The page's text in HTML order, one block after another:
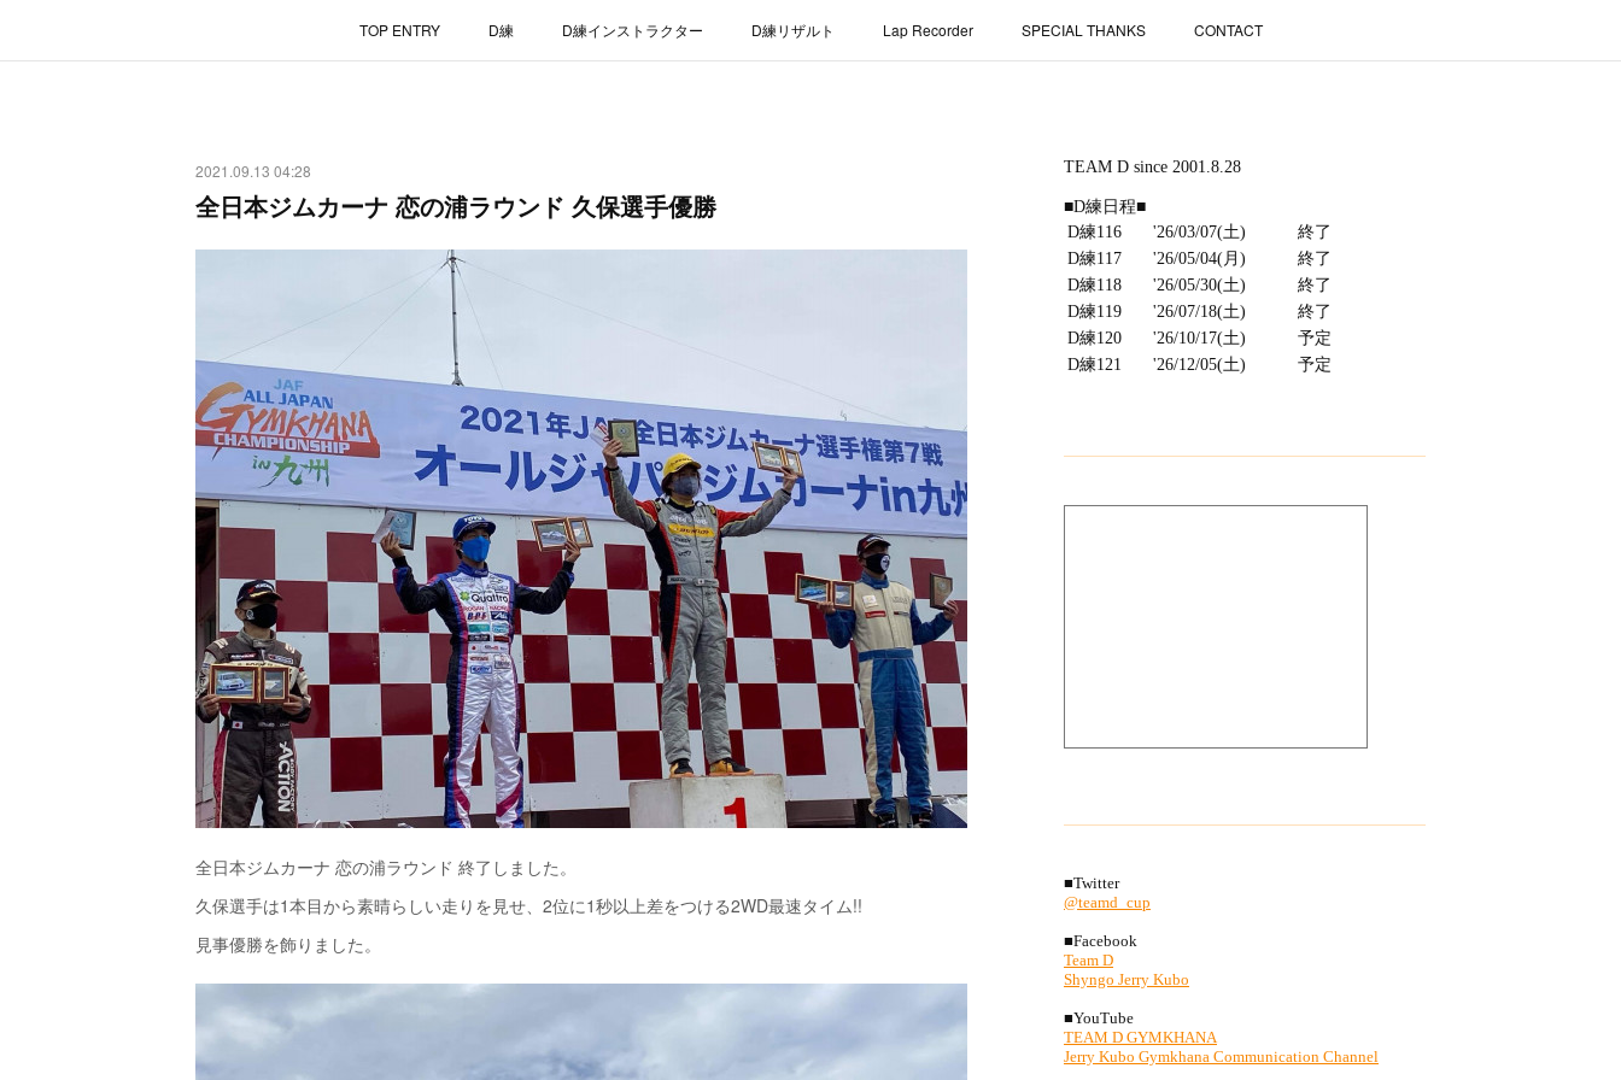
TOP ENTRY D練 D練インストラクター D練リザルト Lap Recorder SPECIAL THANKS CONTACT
2021.09.13 04:28
全日本ジムカーナ 恋の浦ラウンド 久保選手優勝
全日本ジムカーナ 恋の浦ラウンド 終了しました。
久保選手は1本目から素晴らしい走りを見せ、2位に1秒以上差をつける2WD最速タイム!!
見事優勝を飾りました。